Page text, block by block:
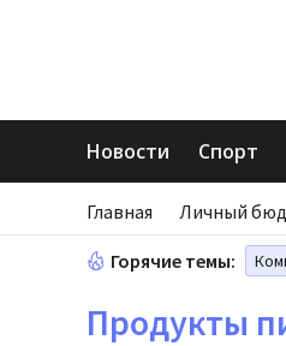
Новости Спорт
Главная Личный
Горячие темы:
Продукты